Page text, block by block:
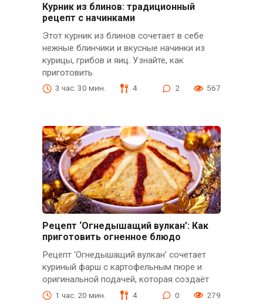
Курник из блинов: традиционный
рецепт с начинками
Этот курник из блинов сочетает в себе
нежные блинчики и вкусные начинки из
курицы, грибов и яиц. Узнайте, как
приготовить
3 час. 30 мин. 4 2 567
Рецепт ‘Огнедышащий вулкан’: Как
приготовить огненное блюдо
Рецепт ‘Огнедышащий вулкан’ сочетает
куриный фарш с картофельным пюре и
оригинальной подачей, которая создаёт
1 час. 20 мин. 4 0 279